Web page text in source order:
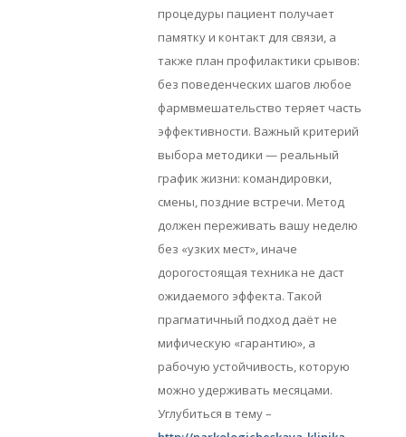
процедуры пациент получает
памятку и контакт для связи, а
также план профилактики срывов:
без поведенческих шагов любое
фармвмешательство теряет часть
эффективности. Важный критерий
выбора методики — реальный
график жизни: командировки,
смены, поздние встречи. Метод
должен переживать вашу неделю
без «узких мест», иначе
дорогостоящая техника не даст
ожидаемого эффекта. Такой
прагматичный подход даёт не
мифическую «гарантию», а
рабочую устойчивость, которую
можно удерживать месяцами.
Углубиться в тему –